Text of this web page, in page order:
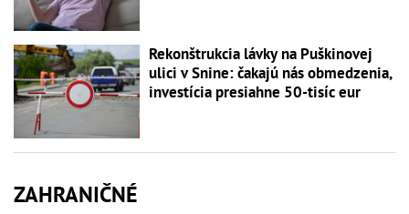
Rekonštrukcia lávky na Puškinovej
ulici v Snine: čakajú nás obmedzenia,
investícia presiahne 50-tisíc eur
ZAHRANIČNÉ